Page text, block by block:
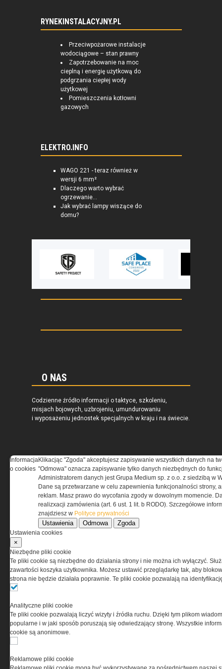
RYNEKINSTALACYJNY.PL
Przeciwpożarowe instalacje
wodociągowe – stan prawny
Zapotrzebowanie na moc
cieplną i energię użytkową do
podgrzania ciepłej wody
użytkowej
Pomieszczenia kotłowni
gazowych
ELEKTRO.INFO
WAGO 221 - teraz również w
wersji 6 mm²
Dlaczego warto wybrać
ogrzewanie...
Jak wybrać lampy wiszące do
domu?
O NAS
Codzienne źródło informacji o taktyce, szkoleniu,
misjach bojowych, uzbrojeniu, umundurowaniu
i wyposażeniu jednostek specjalnych w kraju i na świecie.
REGULAMIN
Regulamin określa zasady korzystania z portalu
www.special-ops.pl
Korzystanie z portalu jest równoznaczne
z zaakceptowaniem warunków ustanowionych
odpowiedzialnością Spółka komandytowa, nr KRS:
0000537655, NIP 1132860378, REGON 146393437
(zwana dalej Grupa MEDIUM) w postaci Regulaminu.
Informacja
o cookies
Klikacjąc "Zgoda" akceptujesz zapisywanie wszystkich danych na
"Odmowa" oznacza zapisywanie tylko danych niezbędnych do
Administratorem danych jest Grupa Medium sp. z o.o. z siedzibą w
Dane są przetwarzane w celu zapewnienia funkcjonalności strony,
reklam. Masz prawo do wycofania zgody w dowolnym momencie.
realizxacji zamówienia (art. 6 ust. 1 lit. b RODO). Szczegółowe
znajdziesz w Polityce prywatności
Ustawienia Odmowa Zgoda
Ustawienia cookies
×
Niezbędne pliki cookie
Te pliki cookie są niezbędne do działania strony i nie można ich wyłączyć.
zawartości koszyka użytkownika. Możesz ustawić przeglądarkę tak, aby
strona nie będzie działała poprawnie. Te pliki cookie pozwalają na
Analityczne pliki cookie
Te pliki cookie pozwalają liczyć wizyty i źródła ruchu. Dzięki tym plikom
popularne i w jaki sposób poruszają się odwiedzający stronę. Wszystkie
cookie są anonimowe.
Reklamowe pliki cookie